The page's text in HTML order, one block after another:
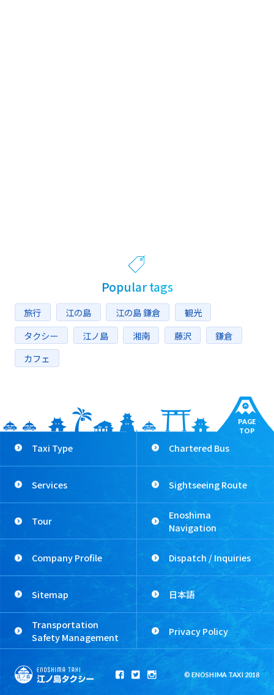
Popular tags
旅行 江の島 江の島 鎌倉
観光
タクシー
江ノ島 湘南 藤沢
鎌倉
カフェ
PAGE
TOP
Taxi Type Chartered Bus
Services Sightseeing Route
Tour
Enoshima
Navigation
Company Profile Dispatch / Inquiries
Sitemap 日本語
Transportation
Safety Management
Privacy Policy
© ENOSHIMA TAXI 2018